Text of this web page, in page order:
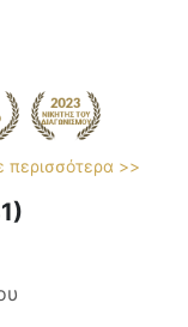
περισσότερα >>